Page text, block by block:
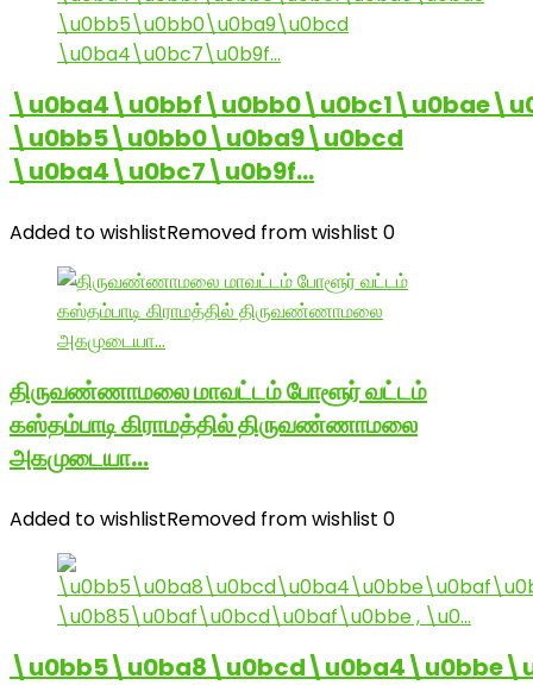
\u0bb5\u0bb0\u0ba9\u0bcd
\u0ba4\u0bc7\u0b9f…
Added to wishlistRemoved from wishlist 0
திருவண்ணாமலை மாவட்டம் போளூர் வட்டம்
கஸ்தம்பாடி கிராமத்தில் திருவண்ணாமலை
அகமுடையா…
Added to wishlistRemoved from wishlist 0